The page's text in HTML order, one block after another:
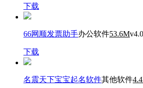
下载
66网顺发票助手办公软件53.6M
下载
名震天下宝宝起名软件其他软件